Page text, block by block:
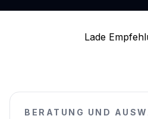
Lade
BERATUNG UND